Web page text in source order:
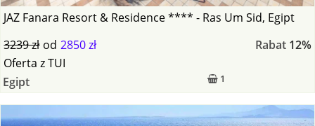
JAZ Fanara Resort & Residence **** - Ras Um Sid, Egipt
3239 zł od 2850 zł Rabat 12%
1
Oferta zTUI
Egipt